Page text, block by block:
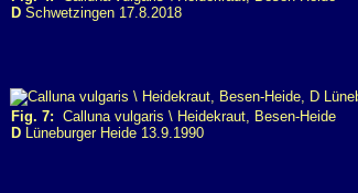
D Schwetzingen 17.8.2018
Fig. 7: Calluna vulgaris \ Heidekraut, Besen-Heide
D Lüneburger Heide 13.9.1990